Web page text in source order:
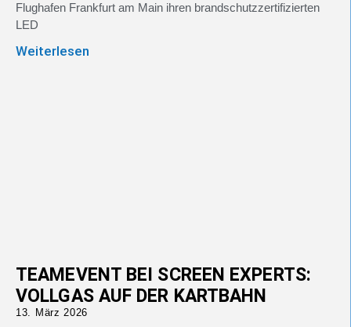
Flughafen Frankfurt am Main ihren brandschutzzertifizierten
LED
Weiterlesen
TEAMEVENT BEI SCREEN EXPERTS:
VOLLGAS AUF DER KARTBAHN
13. März 2026